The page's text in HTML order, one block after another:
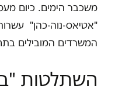
משכבר הימים. כיום
"אטיאס-נוה-כהן"
המשרדים המובילים
השתלטות